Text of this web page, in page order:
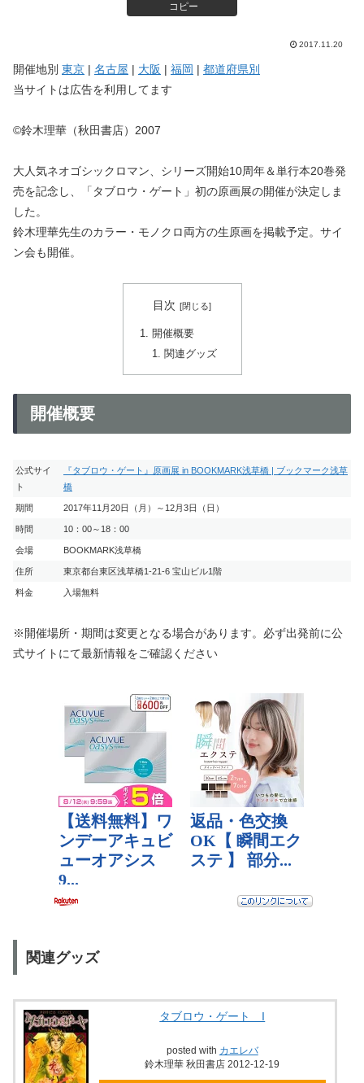
コピー
2017.11.20
開催地別 東京 | 名古屋 | 大阪 | 福岡 | 都道府県別
当サイトは広告を利用してます
©鈴木理華（秋田書店）2007
大人気ネオゴシックロマン、シリーズ開始10周年＆単行本20巻発
売を記念し、「タブロウ・ゲート」初の原画展の開催が決定しま
した。
鈴木理華先生のカラー・モノクロ両方の生原画を掲載予定。サイ
ン会も開催。
目次
開催概要
関連グッズ
開催概要
公式サイ
ト
『タブロウ・ゲート』原画展 in BOOKMARK浅草橋 | ブックマーク浅草
橋
期間 2017年11月20日（月）～12月3日（日）
時間 10：00～18：00
会場 BOOKMARK浅草橋
住所 東京都台東区浅草橋1-21-6 宝山ビル1階
料金 入場無料
※開催場所・期間は変更となる場合があります。必ず出発前に公
式サイトにて最新情報をご確認ください
関連グッズ
タブロウ・ゲート I
posted with カエレバ
鈴木理華 秋田書店 2012-12-19